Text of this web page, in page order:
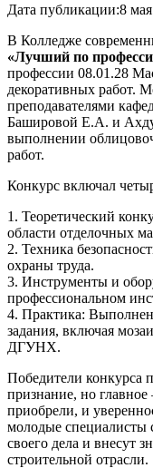
Дата публикации:8
В Колледже
«Лучший по
профессии 08.01.28
декоративных работ.
преподавателями
Башировой Е.А. и
выполнении
работ.
Конкурс включал
1. Теоретический
области отделочных
2. Техника
охраны труда.
3. Инструменты и
профессиональном
4. Практика:
задания, включая
ДГУНХ.
Победители конкурса
признание, но
приобрели, и
молодые специалисты
своего дела и внесут
строительной отрасли.